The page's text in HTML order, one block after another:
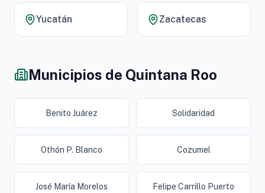
Yucatán Zacatecas
Municipios de Quintana Roo
Benito Juárez Solidaridad
Othón P. Blanco Cozumel
José María Morelos Felipe Carrillo Puerto